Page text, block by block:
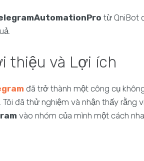
từ QniBot
thiệu và Lợi ích
đã trở thành một công cụ
đã thử nghiệm và nhận thấy rằng
vào nhóm của mình một cách